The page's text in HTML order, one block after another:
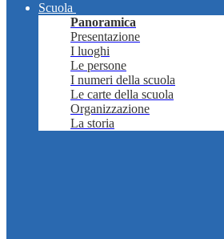
Scuola
Panoramica
Presentazione
I luoghi
Le persone
I numeri della scuola
Le carte della scuola
Organizzazione
La storia